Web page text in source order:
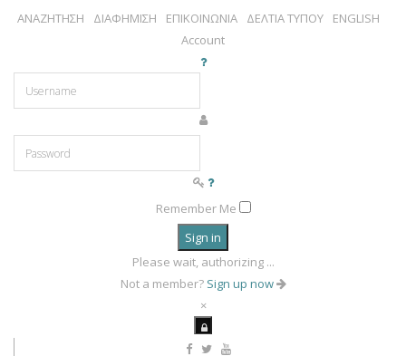
ΑΝΑΖΗΤΗΣΗ ΔΙΑΦΗΜΙΣΗ ΕΠΙΚΟΙΝΩΝΙΑ ΔΕΛΤΙΑ ΤΥΠΟΥ
ENGLISH
Account
Remember Me
Sign in
Please wait, authorizing ...
Not a member? Sign up now
×